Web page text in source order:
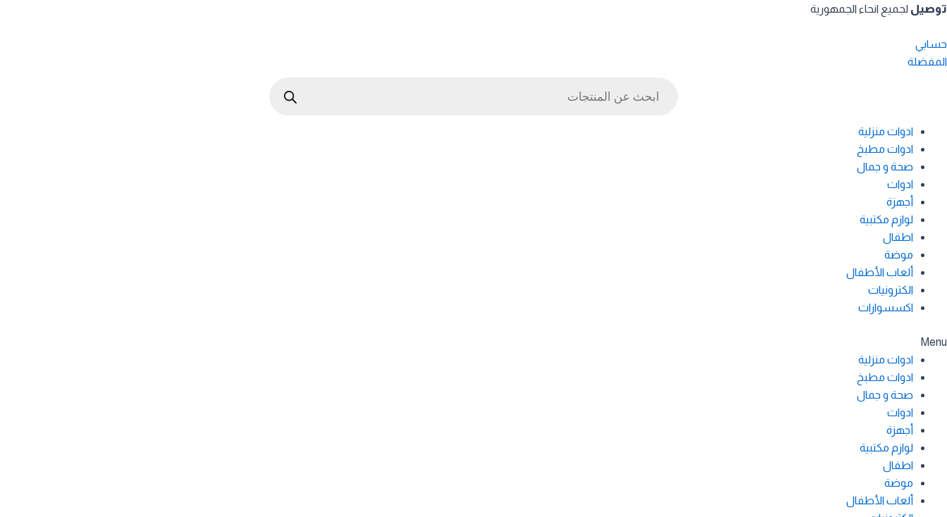
تخطي
المحتوى
توصيل لجميع انحاء الجمهورية
حسابي
المفضلة
search
ادوات منزلية
ادوات مطبخ
صحة و جمال
ادوات
أجهزة
لوازم مكتبية
اطفال
موضة
ألعاب الأطفال
الكترونيات
اكسسوارات
Menu
ادوات منزلية
ادوات مطبخ
صحة و جمال
ادوات
أجهزة
لوازم مكتبية
اطفال
موضة
ألعاب الأطفال